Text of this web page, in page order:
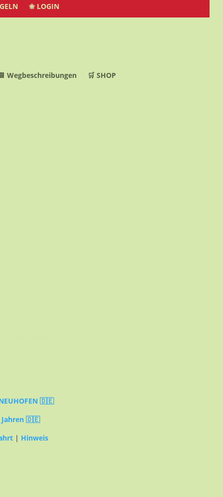
❀ LOGIN
Wegbeschreibungen 🛒 SHOP
🇩🇪
Jahren 🇩🇪
| Hinweis